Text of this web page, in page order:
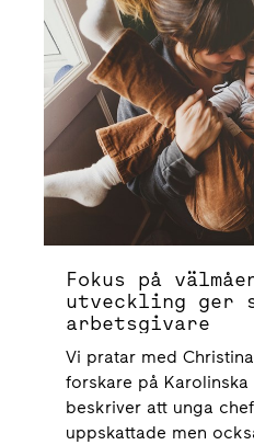
Fokus på
utveckling ger
arbetsgivare
Vi pratar med
forskare på Karolinska
beskriver att unga
uppskattade men